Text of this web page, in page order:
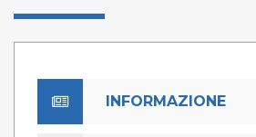
INFORMAZIONE